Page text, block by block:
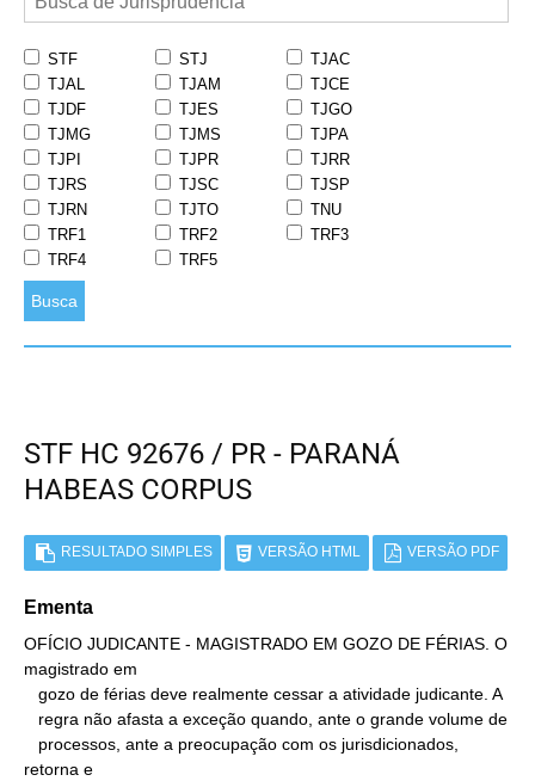
STF STJ
TJAC
TJAL
TJAM
TJCE
TJDF
TJES
TJGO
TJMG
TJMS
TJPA
TJPI
TJPR
TJRR
TJRS
TJSC
TJSP
TJRN
TJTO
TNU
TRF1
TRF2
TRF3
TRF4
TRF5
Busca
STF HC 92676 / PR - PARANÁ
HABEAS CORPUS
RESULTADO SIMPLES VERSÃO HTML VERSÃO PDF
Ementa
OFÍCIO JUDICANTE - MAGISTRADO EM GOZO DE FÉRIAS. O
magistrado em
retorna e